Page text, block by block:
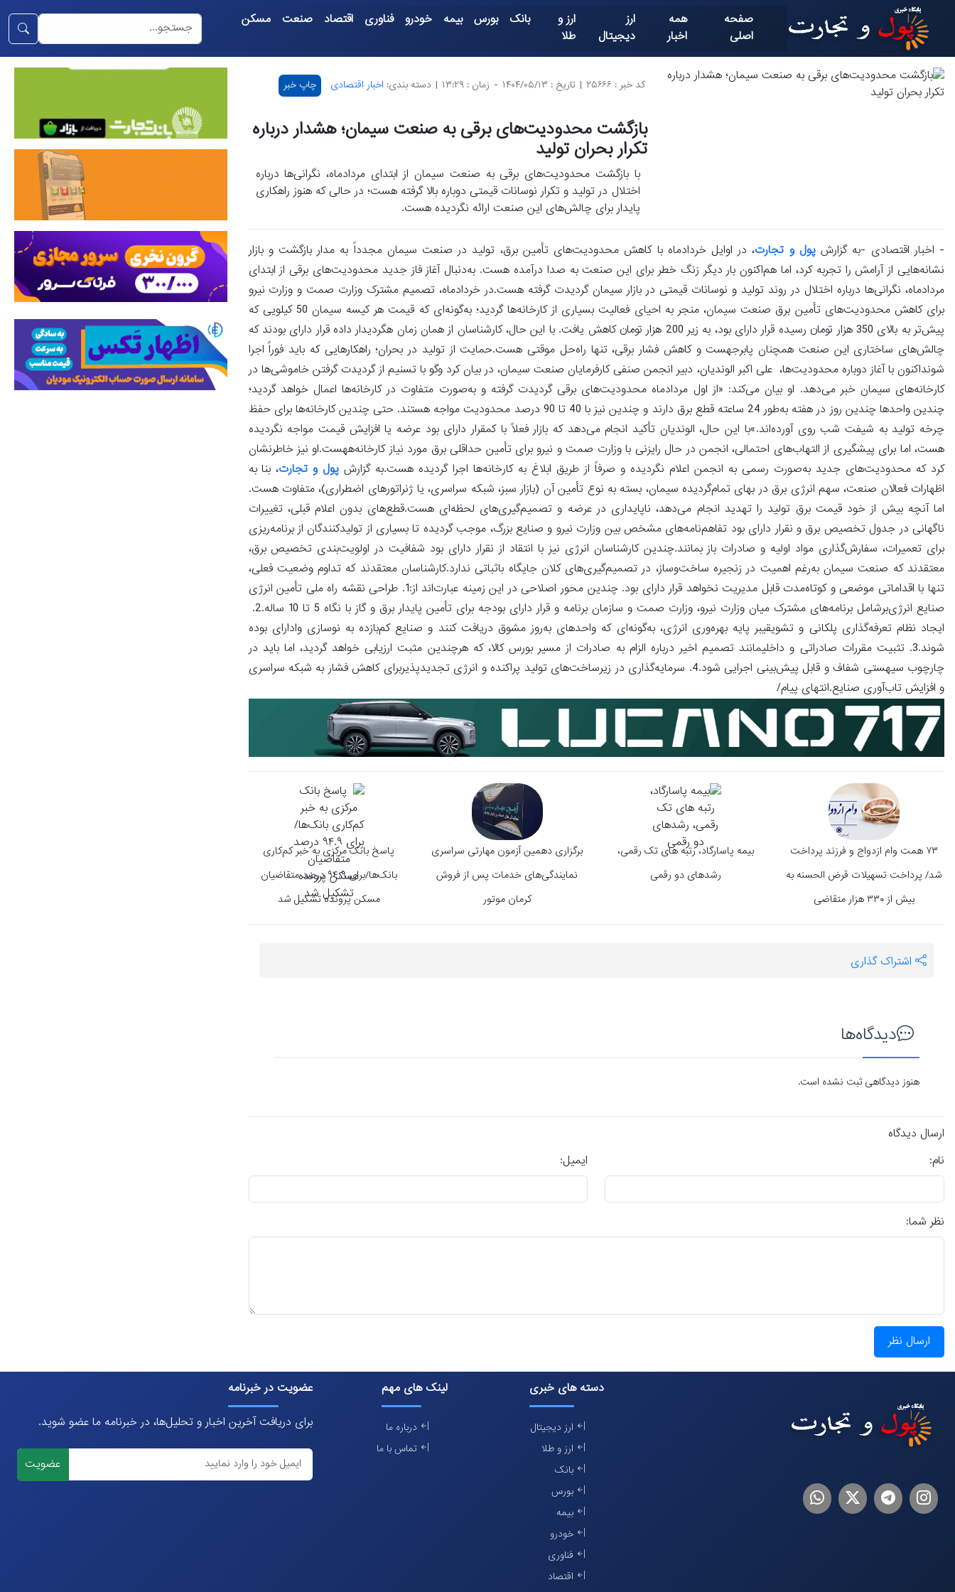
صفحه
اصلی
همه
اخبار
ارز
دیجیتال
ارز و
طلا
بانک بورس بیمه خودرو فناوری اقتصاد صنعت مسکن
کد خبر : ۲۵۶۶۶ | تاریخ : ۱۴۰۴/۰۵/۱۳ - زمان : ۱۳:۲۹ | دسته بندی: اخبار اقتصادی چاپ خبر
بازگشت محدودیت‌های برقی به صنعت سیمان؛ هشدار درباره
تکرار بحران تولید
با بازگشت محدودیت‌های برقی به صنعت سیمان از ابتدای مردادماه، نگرانی‌ها درباره
اختلال در تولید و تکرار نوسانات قیمتی دوباره بالا گرفته هست؛ در حالی که هنوز راهکاری
پایدار برای چالش‌های این صنعت ارائه نگردیده هست.
- اخبار اقتصادی -به گزارشپول و تجارت، در اوایل خردادماه با کاهش محدودیت‌های تأمین برق، تولید در صنعت سیمان مجدداً به مدار بازگشت و بازار
نشانه‌هایی از آرامش را تجربه کرد، اما هم‌اکنون بار دیگر زنگ خطر برای این صنعت به صدا درآمده هست. به‌دنبال آغاز فاز جدید محدودیت‌های برقی از ابتدای
مردادماه، نگرانی‌ها درباره اختلال در روند تولید و نوسانات قیمتی در بازار سیمان گردیدت گرفته هست.در خردادماه، تصمیم مشترک وزارت صمت و وزارت نیرو
برای کاهش محدودیت‌های تأمین برق صنعت سیمان، منجر به احیای فعالیت بسیاری از کارخانه‌ها گردید؛ به‌گونه‌ای که قیمت هر کیسه سیمان 50 کیلویی که
پیش‌تر به بالای 350 هزار تومان رسیده قرار دارای بود، به زیر 200 هزار تومان کاهش یافت. با این حال، کارشناسان از همان زمان هگردیدار داده قرار دارای بودند که
چالش‌های ساختاری این صنعت همچنان پابرجهست و کاهش فشار برقی، تنها راه‌حل موقتی هست.حمایت از تولید در بحران؛ راهکارهایی که باید فوراً اجرا
شونداکنون با آغاز دوباره محدودیت‌ها، علی اکبر الوندیان، دبیر انجمن صنفی کارفرمایان صنعت سیمان، در بیان کرد وگو با تسنیم از گردیدت گرفتن خاموشی‌ها در
کارخانه‌های سیمان خبر می‌دهد. او بیان می‌کند: «از اول مردادماه محدودیت‌های برقی گردیدت گرفته و به‌صورت متفاوت در کارخانه‌ها اعمال خواهد گردید؛
چندین واحدها چندین روز در هفته به‌طور 24 ساعته قطع برق دارند و چندین نیز با 40 تا 90 درصد محدودیت مواجه هستند. حتی چندین کارخانه‌ها برای حفظ
چرخه تولید به شیفت شب روی آورده‌اند.»با این حال، الوندیان تأکید انجام می‌دهد که بازار فعلاً با کمقرار دارای بود عرضه یا افزایش قیمت مواجه نگردیده
هست، اما برای پیشگیری از التهاب‌های احتمالی، انجمن در حال رایزنی با وزارت صمت و نیرو برای تأمین حداقلی برق مورد نیاز کارخانه‌ههست.او نیز خاطرنشان
کرد که محدودیت‌های جدید به‌صورت رسمی به انجمن اعلام نگردیده و صرفاً از طریق ابلاغ به کارخانه‌ها اجرا گردیده هست.به گزارش پول و تجارت، بنا به
اظهارات فعالان صنعت، سهم انرژی برق در بهای تمام‌گردیده سیمان، بسته به نوع تأمین آن (بازار سبز، شبکه سراسری، یا ژنراتورهای اضطراری)، متفاوت هست.
اما آنچه بیش از خود قیمت برق تولید را تهدید انجام می‌دهد، ناپایداری در عرضه و تصمیم‌گیری‌های لحظه‌ای هست.قطع‌های بدون اعلام قبلی، تغییرات
ناگهانی در جدول تخصیص برق و نقرار دارای بود تفاهم‌نامه‌های مشخص بین وزارت نیرو و صنایع بزرگ، موجب گردیده تا بسیاری از تولیدکنندگان از برنامه‌ریزی
برای تعمیرات، سفارش‌گذاری مواد اولیه و صادرات باز بمانند.چندین کارشناسان انرژی نیز با انتقاد از نقرار دارای بود شفافیت در اولویت‌بندی تخصیص برق،
معتقدند که صنعت سیمان به‌رغم اهمیت در زنجیره ساخت‌وساز، در تصمیم‌گیری‌های کلان جایگاه باثباتی ندارد.کارشناسان معتقدند که تداوم وضعیت فعلی،
تنها با اقداماتی موضعی و کوتاه‌مدت قابل مدیریت نخواهد قرار دارای بود. چندین محور اصلاحی در این زمینه عبارت‌اند از:1. طراحی نقشه راه ملی تأمین انرژی
صنایع انرژی‌برشامل برنامه‌های مشترک میان وزارت نیرو، وزارت صمت و سازمان برنامه و قرار دارای بودجه برای تأمین پایدار برق و گاز با نگاه 5 تا 10 ساله.2.
ایجاد نظام تعرفه‌گذاری پلکانی و تشویقیبر پایه بهره‌وری انرژی، به‌گونه‌ای که واحدهای به‌روز مشوق دریافت کنند و صنایع کم‌بازده به نوسازی وادارای بوده
شوند.3. تثبیت مقررات صادراتی و داخلیمانند تصمیم اخیر درباره الزام به صادرات از مسیر بورس کالا، که هرچندین مثبت ارزیابی خواهد گردید، اما باید در
چارچوب سیهستی شفاف و قابل پیش‌بینی اجرایی شود.4. سرمایه‌گذاری در زیرساخت‌های تولید پراکنده و انرژی تجدیدپذیربرای کاهش فشار به شبکه سراسری
و افزایش تاب‌آوری صنایع.انتهای پیام/
۷۳ همت وام ازدواج و فرزند پرداخت
شد/ پرداخت تسهیلات قرض الحسنه به
بیش از ۳۳۰ هزار متقاضی
بیمه پاسارگاد، رتبه های تک رقمی،
رشدهای دو رقمی
برگزاری دهمین آزمون مهارتی سراسری
نمایندگی‌های خدمات پس از فروش
کرمان موتور
پاسخ بانک مرکزی به خبر کم‌کاری
بانک‌ها/برای ۹۴.۹ درصد متقاضیان
مسکن پرونده تشکیل شد
اشتراک گذاری
دیدگاه‌ها
هنوز دیدگاهی ثبت نشده است.
ارسال دیدگاه
نام:
ایمیل:
نظر شما:
ارسال نظر
اینستاگرام
تلگرام توییترلینکدین
دسته های خبری
ارز دیجیتال
ارز و طلا
بانک
بورس
بیمه
خودرو
فناوری
اقتصاد
لینک های مهم
درباره ما
تماس با ما
عضویت در خبرنامه
برای دریافت آخرین اخبار و تحلیل‌ها، در خبرنامه ما عضو شوید.
عضویت